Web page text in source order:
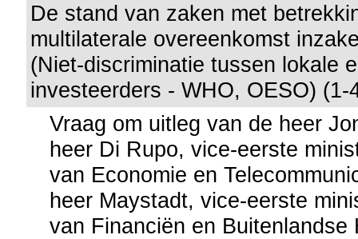
De stand van zaken met
multilaterale overeenkomst
(Niet-discriminatie tussen lokale
investeerders - WHO, OESO) (1-
Vraag om uitleg van de heer
heer Di Rupo, vice-eerste
van Economie en
heer Maystadt, vice-eerste
van Financiën en Buitenlandse